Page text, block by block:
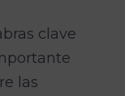
clave
las